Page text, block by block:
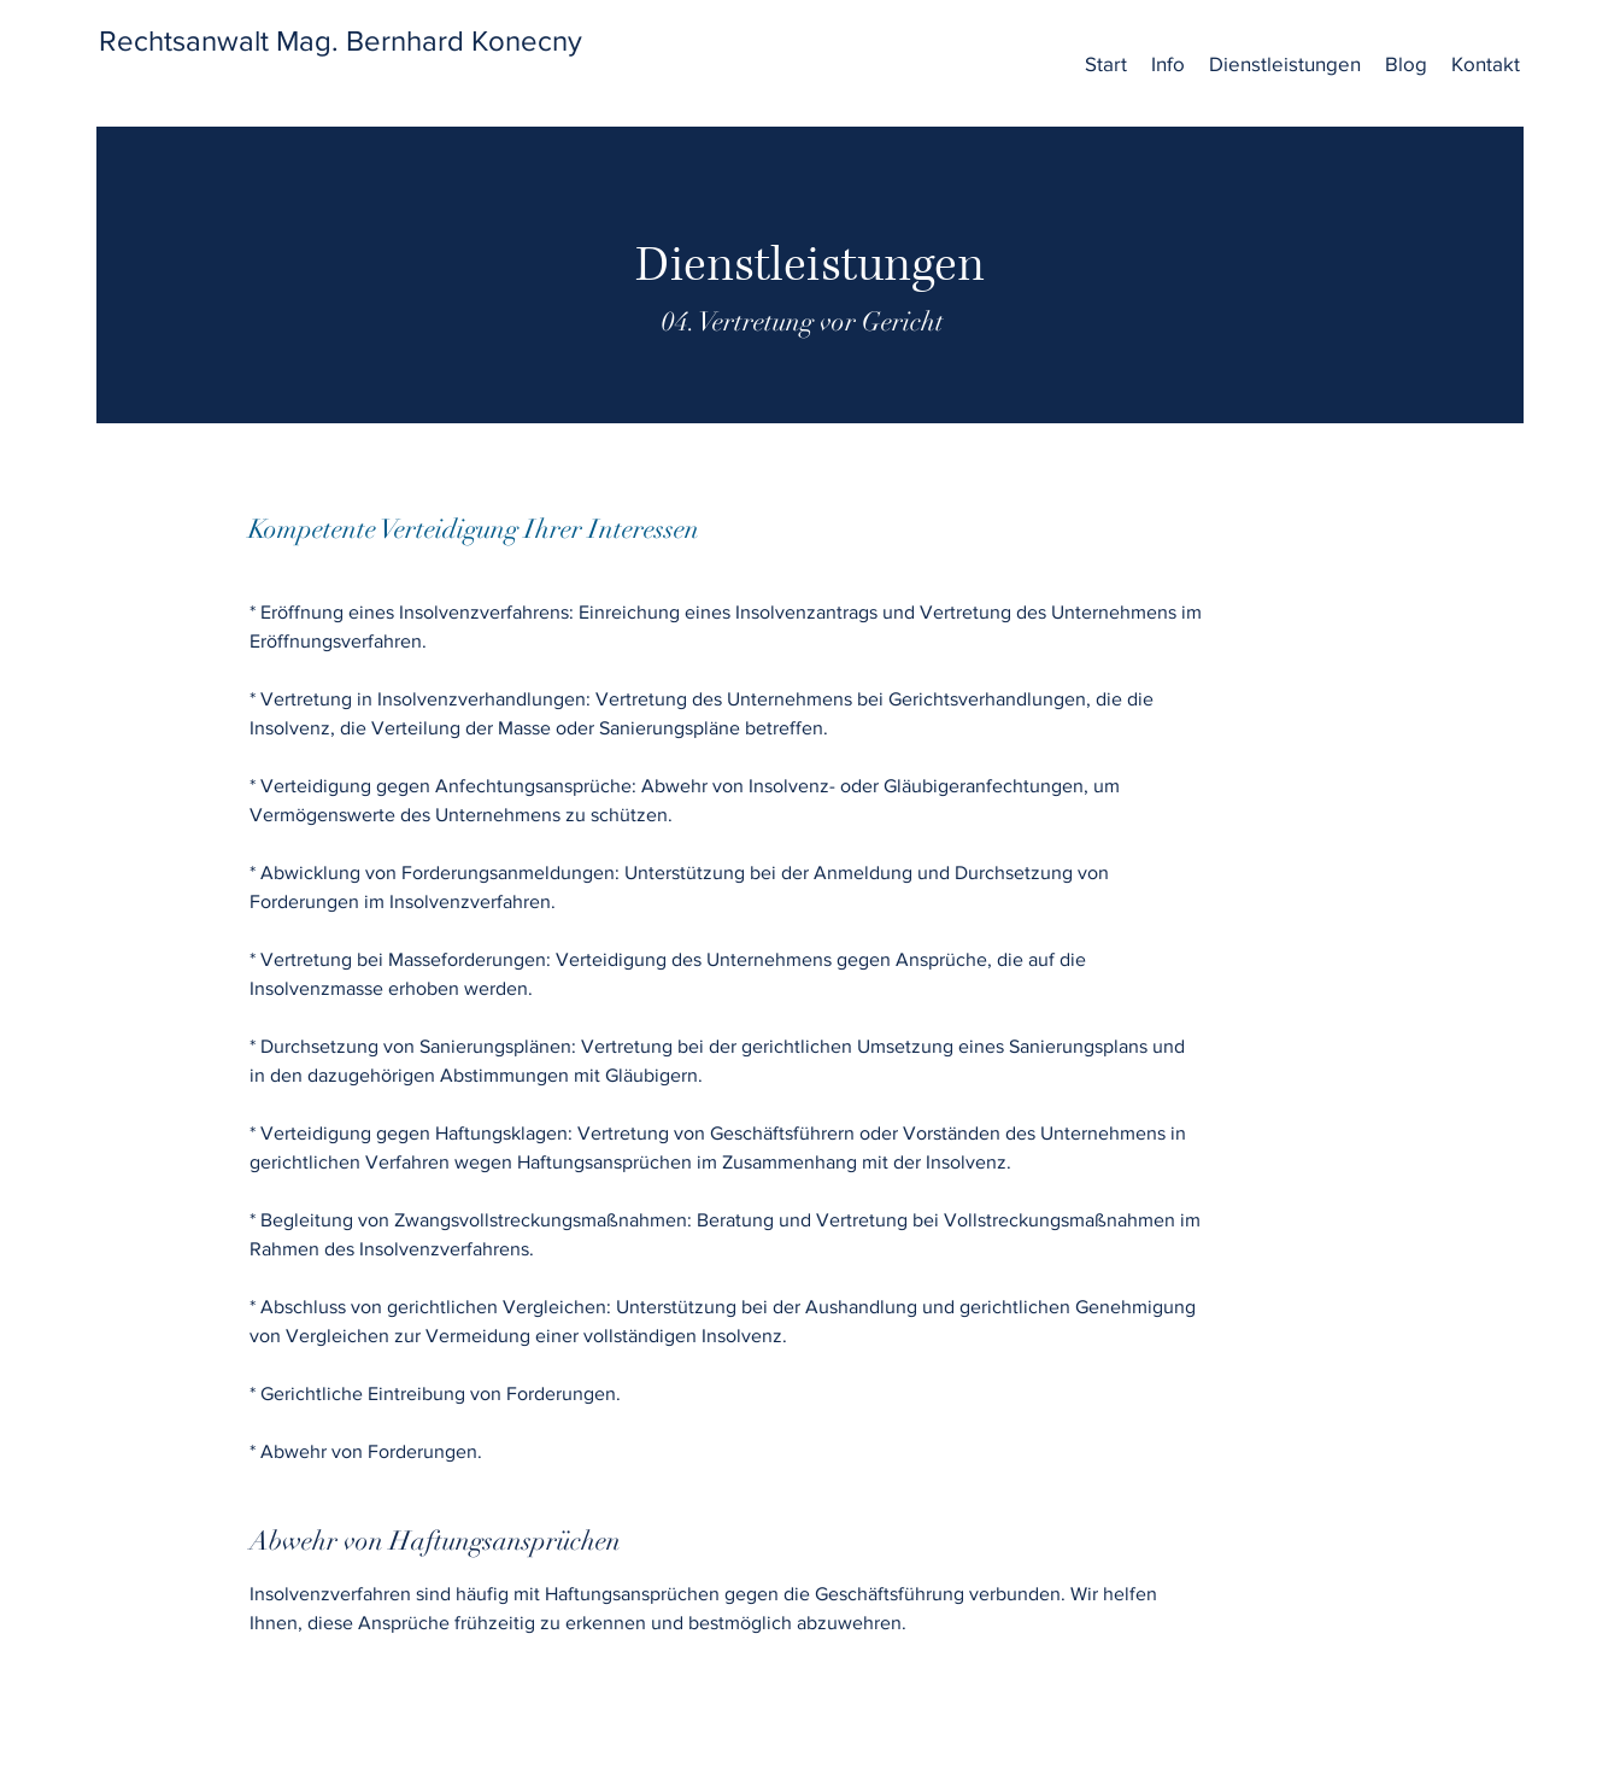
Start Info Dienstleistungen Blog Kontakt
Rechtsanwalt Mag. Bernhard Konecny
Dienstleistungen
04. Vertretung vor Gericht
Kompetente Verteidigung Ihrer Interessen
* Eröffnung eines Insolvenzverfahrens: Einreichung eines Insolvenzantrags und Vertretung des Unternehmens im
Eröffnungsverfahren.
* Vertretung in Insolvenzverhandlungen: Vertretung des Unternehmens bei Gerichtsverhandlungen, die die
Insolvenz, die Verteilung der Masse oder Sanierungspläne betreffen.
* Verteidigung gegen Anfechtungsansprüche: Abwehr von Insolvenz- oder Gläubigeranfechtungen, um
Vermögenswerte des Unternehmens zu schützen.
* Abwicklung von Forderungsanmeldungen: Unterstützung bei der Anmeldung und Durchsetzung von
Forderungen im Insolvenzverfahren.
* Vertretung bei Masseforderungen: Verteidigung des Unternehmens gegen Ansprüche, die auf die
Insolvenzmasse erhoben werden.
* Durchsetzung von Sanierungsplänen: Vertretung bei der gerichtlichen Umsetzung eines Sanierungsplans und
in den dazugehörigen Abstimmungen mit Gläubigern.
* Verteidigung gegen Haftungsklagen: Vertretung von Geschäftsführern oder Vorständen des Unternehmens in
gerichtlichen Verfahren wegen Haftungsansprüchen im Zusammenhang mit der Insolvenz.
* Begleitung von Zwangsvollstreckungsmaßnahmen: Beratung und Vertretung bei Vollstreckungsmaßnahmen im
Rahmen des Insolvenzverfahrens.
* Abschluss von gerichtlichen Vergleichen: Unterstützung bei der Aushandlung und gerichtlichen Genehmigung
von Vergleichen zur Vermeidung einer vollständigen Insolvenz.
* Gerichtliche Eintreibung von Forderungen.
* Abwehr von Forderungen.
Abwehr von Haftungsansprüchen
Insolvenzverfahren sind häufig mit Haftungsansprüchen gegen die Geschäftsführung verbunden. Wir helfen
Ihnen, diese Ansprüche frühzeitig zu erkennen und bestmöglich abzuwehren.